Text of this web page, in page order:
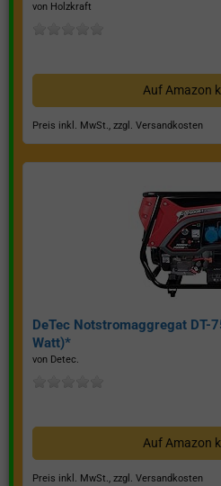
von Holzkraft
Auf Amazon
Preis inkl. MwSt., zzgl. Versandkosten
DeTec Notstromaggregat DT-
Watt)*
von Detec.
Auf Amazon
Preis inkl. MwSt., zzgl. Versandkosten